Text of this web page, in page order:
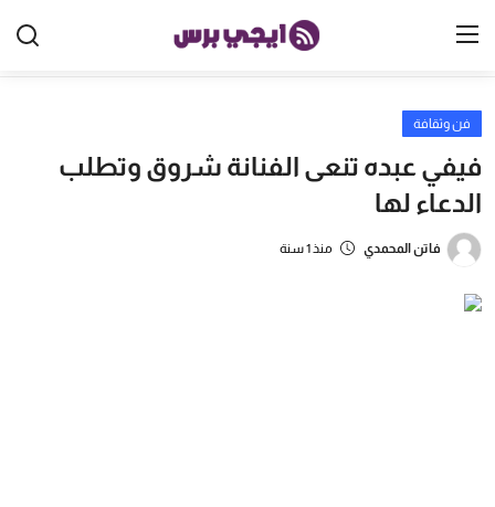
الرئيسية
الخليج
فن وثقافة
فيفي عبده تنعى الفنانة شروق وتطلب
الدعاء لها
فاتن المحمدي منذ 1 سنة